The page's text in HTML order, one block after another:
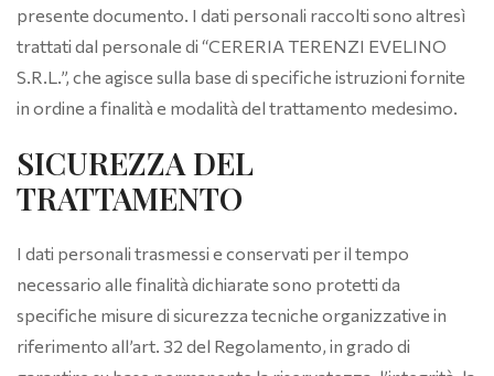
presente documento. I dati personali raccolti sono altresì
trattati dal personale di “CERERIA TERENZI EVELINO
S.R.L.”, che agisce sulla base di specifiche istruzioni fornite
in ordine a finalità e modalità del trattamento medesimo.
SICUREZZA DEL
TRATTAMENTO
I dati personali trasmessi e conservati per il tempo
necessario alle finalità dichiarate sono protetti da
specifiche misure di sicurezza tecniche organizzative in
riferimento all’art. 32 del Regolamento, in grado di